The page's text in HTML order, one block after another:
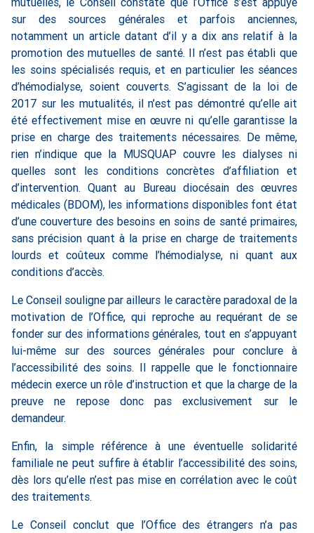
sur des sources générales et parfois anciennes,
notamment un article datant d’il y a dix ans relatif à la
promotion des mutuelles de santé. Il n’est pas établi que
les soins spécialisés requis, et en particulier les séances
d’hémodialyse, soient couverts. S’agissant de la loi de
2017 sur les mutualités, il n’est pas démontré qu’elle ait
été effectivement mise en œuvre ni qu’elle garantisse la
prise en charge des traitements nécessaires. De même,
rien n’indique que la MUSQUAP couvre les dialyses ni
quelles sont les conditions concrètes d’affiliation et
d’intervention. Quant au Bureau diocésain des œuvres
médicales (BDOM), les informations disponibles font état
d’une couverture des besoins en soins de santé primaires,
sans précision quant à la prise en charge de traitements
lourds et coûteux comme l’hémodialyse, ni quant aux
conditions d’accès.
Le Conseil souligne par ailleurs le caractère paradoxal de la
motivation de l’Office, qui reproche au requérant de se
fonder sur des informations générales, tout en s’appuyant
lui-même sur des sources générales pour conclure à
l’accessibilité des soins. Il rappelle que le fonctionnaire
médecin exerce un rôle d’instruction et que la charge de la
preuve ne repose donc pas exclusivement sur le
demandeur.
Enfin, la simple référence à une éventuelle solidarité
familiale ne peut suffire à établir l’accessibilité des soins,
dès lors qu’elle n’est pas mise en corrélation avec le coût
des traitements.
Le Conseil conclut que l’Office des étrangers n’a pas